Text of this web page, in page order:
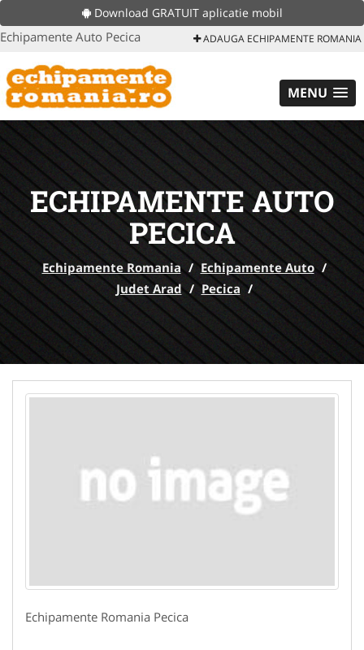
Download GRATUIT aplicatie mobil
Echipamente Auto Pecica ADAUGA ECHIPAMENTE ROMANIA
MENU
ECHIPAMENTE AUTO
PECICA
Echipamente Romania / Echipamente Auto /
Judet Arad / Pecica /
Echipamente Romania Pecica